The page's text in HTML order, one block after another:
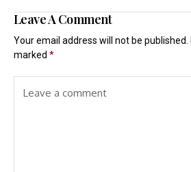
Leave A Comment
Your email address will not be published.
marked *